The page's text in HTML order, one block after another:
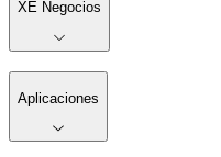
XE Negocios
Aplicaciones